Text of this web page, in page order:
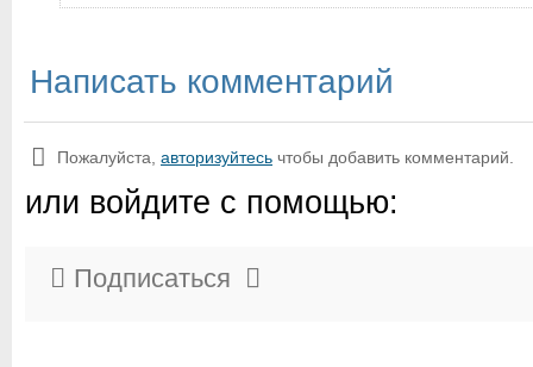
Написать комментарий
Пожалуйста, авторизуйтесь чтобы добавить комментарий.
или войдите с помощью:
Подписаться